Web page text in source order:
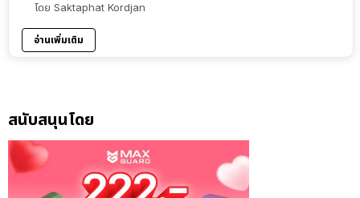
โดย Saktaphat Kordjan
อ่านเพิ่มเติม
สนับสนุนโดย